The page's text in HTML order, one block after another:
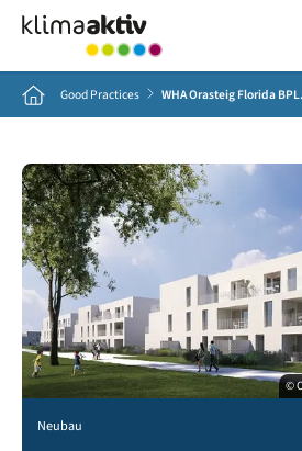
Home Good Practices WHA Orasteig Florida
©
Neubau